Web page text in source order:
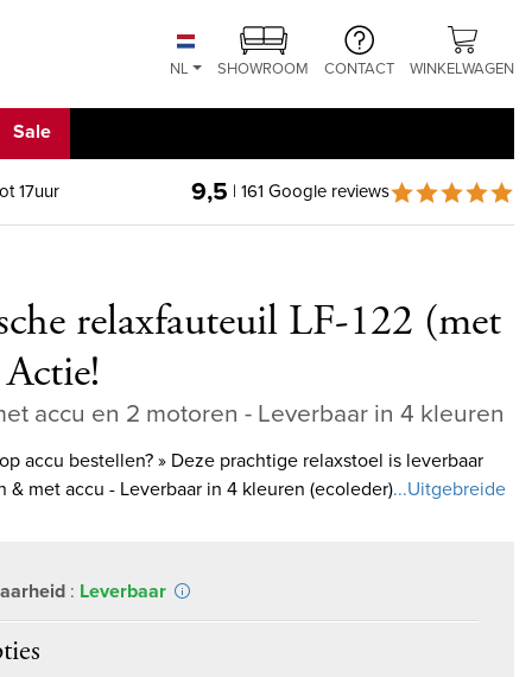
NL SHOWROOM CONTACT WINKELWAGEN
Sale
17uur 9,5 | 161 Google reviews
relaxfauteuil LF-122 (met
accu en 2 motoren - Leverbaar in 4 kleuren
accu bestellen? » Deze prachtige relaxstoel is leverbaar
& met accu - Leverbaar in 4 kleuren (ecoleder)...Uitgebreide
: Leverbaar